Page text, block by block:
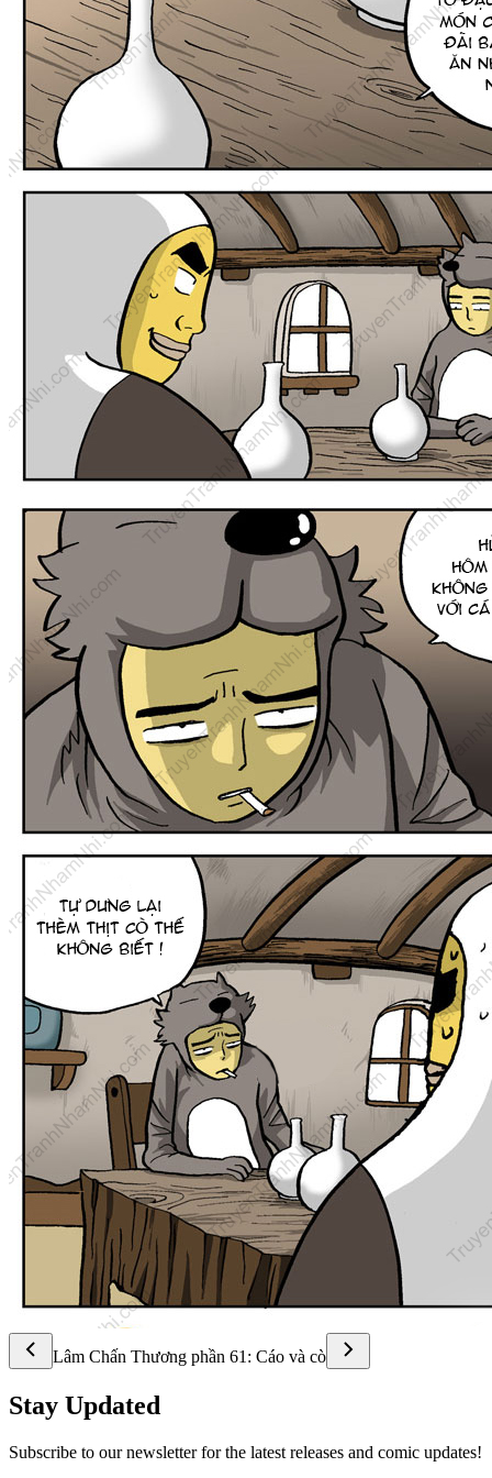
Lâm Chấn Thương phần 61: Cáo và cò
Stay Updated
Subscribe to our newsletter for the latest releases and comic updates!